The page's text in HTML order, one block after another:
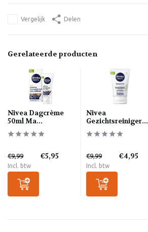
Vergelijk Delen
Gerelateerde producten
Nivea Dagcrème
50ml Ma...
€9,99 €5,95
Incl. btw
Nivea
Gezichtsreiniger...
€9,99 €4,95
Incl. btw